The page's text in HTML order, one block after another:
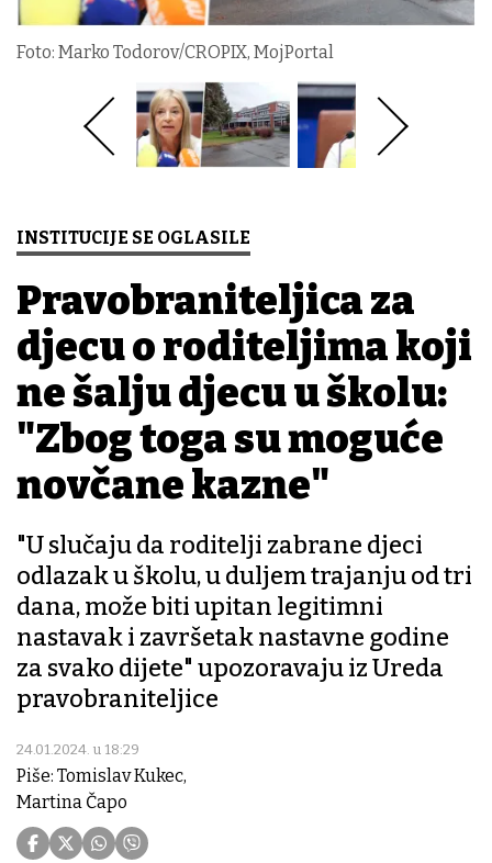
Foto: Marko Todorov/CROPIX, MojPortal
INSTITUCIJE SE OGLASILE
Pravobraniteljica za
djecu o roditeljima koji
ne šalju djecu u školu:
"Zbog toga su moguće
novčane kazne"
"U slučaju da roditelji zabrane djeci
odlazak u školu, u duljem trajanju od tri
dana, može biti upitan legitimni
nastavak i završetak nastavne godine
za svako dijete" upozoravaju iz Ureda
pravobraniteljice
24.01.2024. u 18:29
Piše: Tomislav Kukec,
Martina Čapo